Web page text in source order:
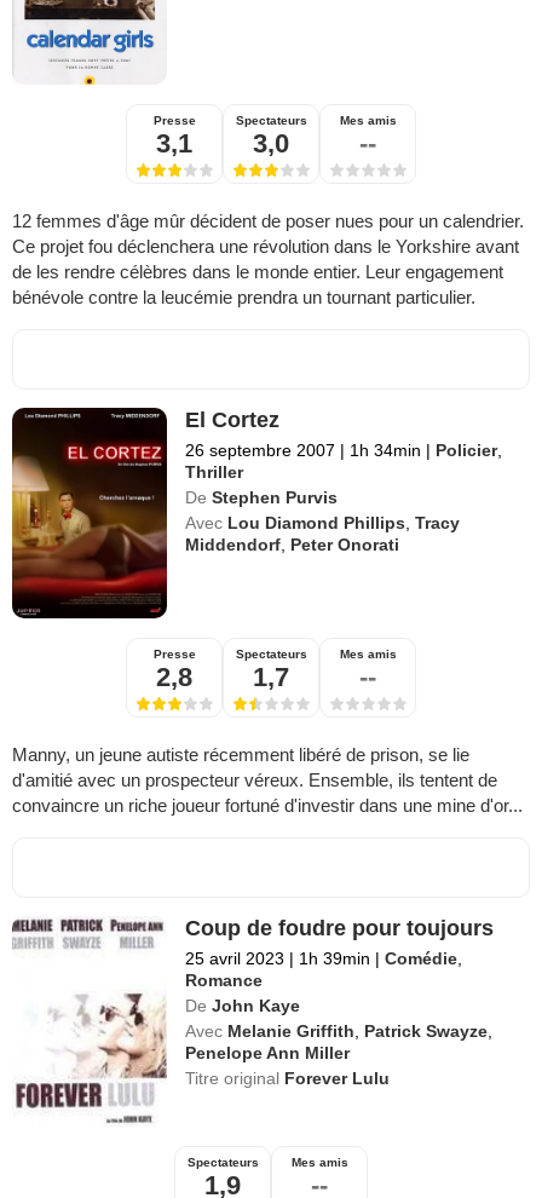
Presse
3,1
Spectateurs
3,0
Mes amis
--
12 femmes d'âge mûr décident de poser nues pour un calendrier.
Ce projet fou déclenchera une révolution dans le Yorkshire avant
de les rendre célèbres dans le monde entier. Leur engagement
bénévole contre la leucémie prendra un tournant particulier.
El Cortez
26 septembre 2007 | 1h 34min | Policier,
Thriller
De Stephen Purvis
Avec Lou Diamond Phillips ,Tracy
Middendorf Peter Onorati
Presse
2,8
Spectateurs
1,7
Mes amis
--
Manny, un jeune autiste récemment libéré de prison, se lie
d'amitié avec un prospecteur véreux. Ensemble, ils tentent de
convaincre un riche joueur fortuné d'investir dans une mine d'or...
Coup de foudre pour toujours
25 avril 2023 | 1h 39min | Comédie
Romance
De John Kaye
Avec Melanie Griffith Patrick Swayze
Penelope Ann Miller
Titre original Forever Lulu
Spectateurs
1,9
Mes amis
--